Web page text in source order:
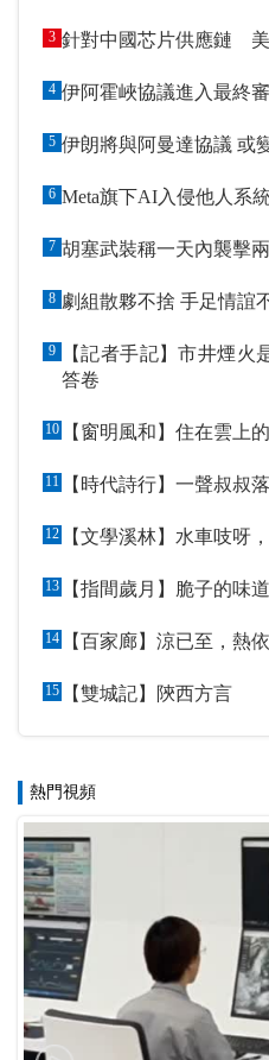
3 針對中國芯片供應鏈 美
4 伊阿霍峽協議進入最終
5 伊朗將
6 Meta旗下AI入侵他人系
7 胡塞武裝稱一天內襲擊
8 劇組散夥不捨 手足
9
【記者手記】市井煙火是香港處
答卷
10 【窗明風和】住在雲上
11 【時代詩行】一聲叔叔
12 【文學溪林】水車吱呀
13 【指間歲月】脆子的味道
14 【百家廊】涼已至，熱
15 【雙城記】陝西方言
熱門視頻